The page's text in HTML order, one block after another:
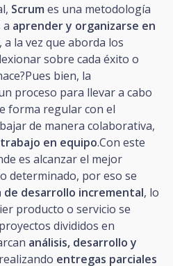
Scrum es una metodología
a aprender y organizarse en
, a la vez que aborda los
sobre cada éxito o
bien, la
proceso para llevar a cabo
forma regular con el
de manera colaborativa,
trabajo en equipo.Con este
es alcanzar el mejor
determinado, por eso se
desarrollo incremental, lo
producto o servicio se
divididos en
análisis, desarrollo y
entregas parciales